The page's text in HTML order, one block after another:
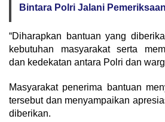
Bintara Polri Jalani
“Diharapkan bantuan yang
kebutuhan masyarakat serta
dan kedekatan antara Polri dan
Masyarakat penerima bantuan
tersebut dan menyampaikan
diberikan.